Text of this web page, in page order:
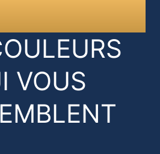
VOUS